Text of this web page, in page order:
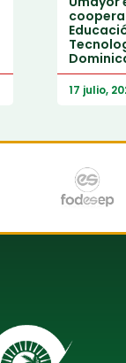
17 julio,